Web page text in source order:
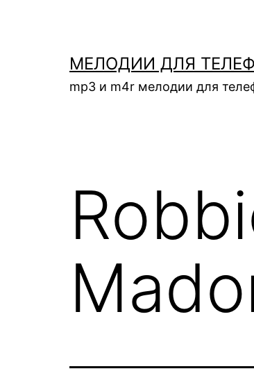
содержимомуМЕЛОДИИ ДЛЯ
mp3 и m4r мелодии для